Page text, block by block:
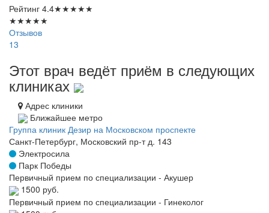
Рейтинг 4.4★★★★★
★★★★★
Отзывов
13
Этот врач ведёт приём в следующих
клиниках
Адрес клиники
Ближайшее метро
Группа клиник Дезир на Московском проспекте
Санкт-Петербург, Московский пр-т д. 143
Электросила
Парк Победы
Первичный прием по специализации - Акушер
1500 руб.
Первичный прием по специализации - Гинеколог